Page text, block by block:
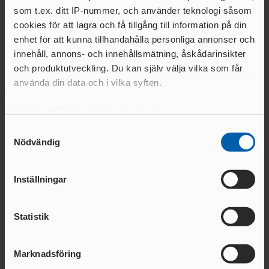
som t.ex. ditt IP-nummer, och använder teknologi såsom
cookies för att lagra och få tillgång till information på din
enhet för att kunna tillhandahålla personliga annonser och
innehåll, annons- och innehållsmätning, åskådarinsikter
och produktutveckling. Du kan själv välja vilka som får
använda din data och i vilka syften.
som kan ha en noggrannhet på upp till flera meter
Ta reda på mer om hur dina personliga uppgifter
Du kan ändra eller dra tillbaka ditt samtycke när som
Vi använder enhetsidentifierare för att anpassa innehållet
Nödvändig
Inställningar
Statistik
Marknadsföring
ANMÄL DITT INTRESSE - senast 20 augusti via länken
nedan
Läs mer om utbildningarna och anmäl intresse
08 JULI 2026 | 16:01 24 JUNI 2026 | 10:24